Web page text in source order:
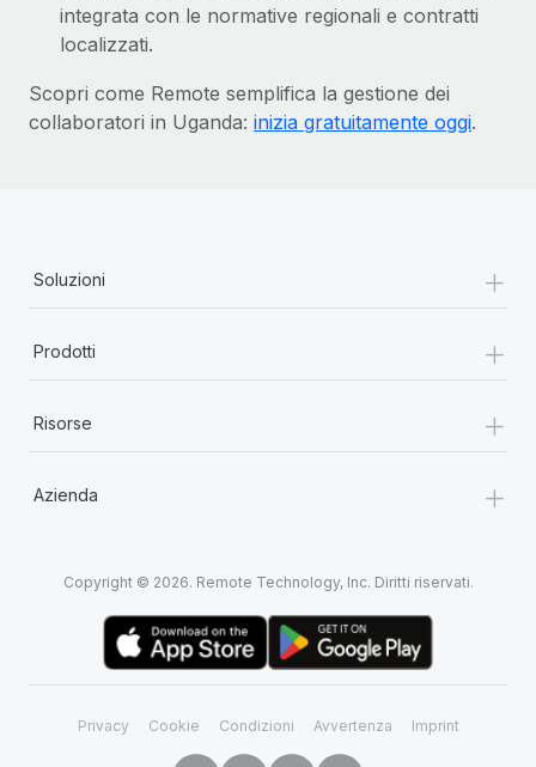
integrata con le normative regionali e contratti
localizzati.
Scopri come Remote semplifica la gestione dei
collaboratori in Uganda: inizia gratuitamente oggi.
Soluzioni +
Prodotti +
Risorse +
Azienda +
Copyright © 2026. Remote Technology, Inc. Diritti riservati.
Privacy Cookie Condizioni Avvertenza Imprint